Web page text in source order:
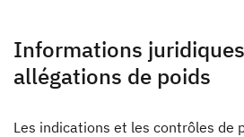
Informations
allégations de poids
Les indications et les contrôles de